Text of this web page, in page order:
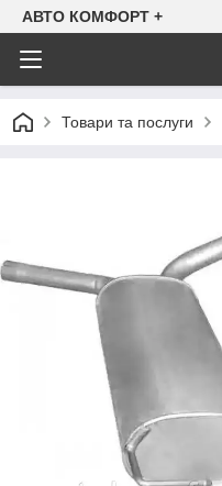
АВТО КОМФОРТ +
Товари та послуги